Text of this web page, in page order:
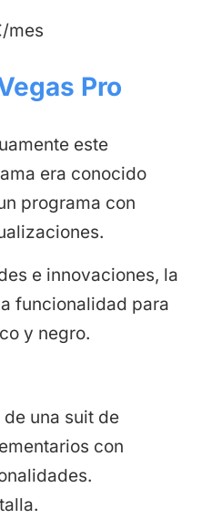
mes
Pro
este
era conocido
programa con
e innovaciones, la
funcionalidad para
y negro.
una suit de
con